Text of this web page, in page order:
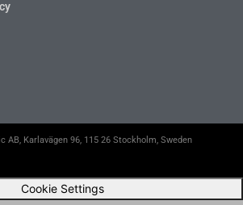
Karlavägen 96, 115 26 Stockholm, Sweden
Cookie Settings